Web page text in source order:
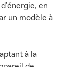
en
un modèle à
à la